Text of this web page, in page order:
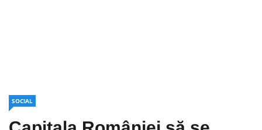
SOCIAL